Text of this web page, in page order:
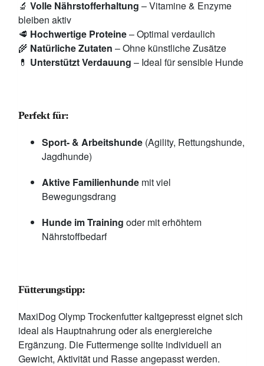
🔬 Volle Nährstofferhaltung – Vitamine & Enzyme
bleiben aktiv
🥩 Hochwertige Proteine– Optimal verdaulich
🌾 Natürliche Zutaten – Ohne künstliche Zusätze
💊 Unterstützt Verdauung – Ideal für sensible Hunde
Perfekt für:
Sport- & Arbeitshunde (Agility, Rettungshunde,
Jagdhunde)
Aktive Familienhunde mit viel
Bewegungsdrang
Hunde im Training oder mit erhöhtem
Nährstoffbedarf
Fütterungstipp:
MaxiDog Olymp Trockenfutter kaltgepresst eignet sich
ideal als Hauptnahrung oder als energiereiche
Ergänzung. Die Futtermenge sollte individuell an
Gewicht, Aktivität und Rasse angepasst werden.